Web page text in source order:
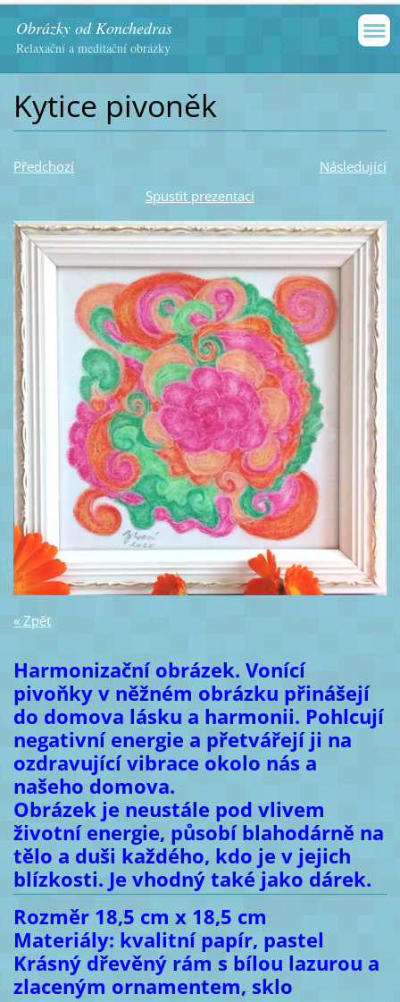
Obrázky od Konchedras
Relaxační a meditační obrázky
Kytice pivoněk
Předchozí
Následující
Spustit prezentaci
« Zpět
Harmonizační obrázek. Vonící
pivoňky v něžném obrázku přinášejí
do domova lásku a harmonii. Pohlcují
negativní energie a přetvářejí ji na
ozdravující vibrace okolo nás a
našeho domova.
Obrázek je neustále pod vlivem
životní energie, působí blahodárně na
tělo a duši každého, kdo je v jejich
blízkosti. Je vhodný také jako dárek.
Rozměr 18,5 cm x 18,5 cm
Materiály: kvalitní papír, pastel
Krásný dřevěný rám s bílou lazurou a
zlaceným ornamentem, sklo